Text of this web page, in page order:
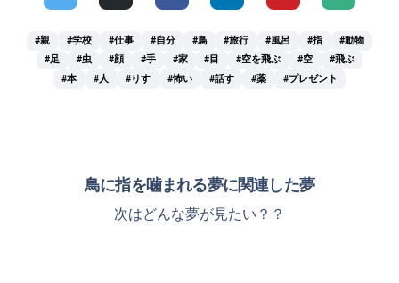
#親 #学校 #仕事 #自分 #鳥 #旅行 #風呂 #指
#動物
#足
#虫 #顔 #手 #家 #目 #空を飛ぶ #空
#飛ぶ
#本
#人 #りす #怖い #話す #薬 #プレゼント
鳥に指を噛まれる夢に関連した夢
次はどんな夢が見たい？？